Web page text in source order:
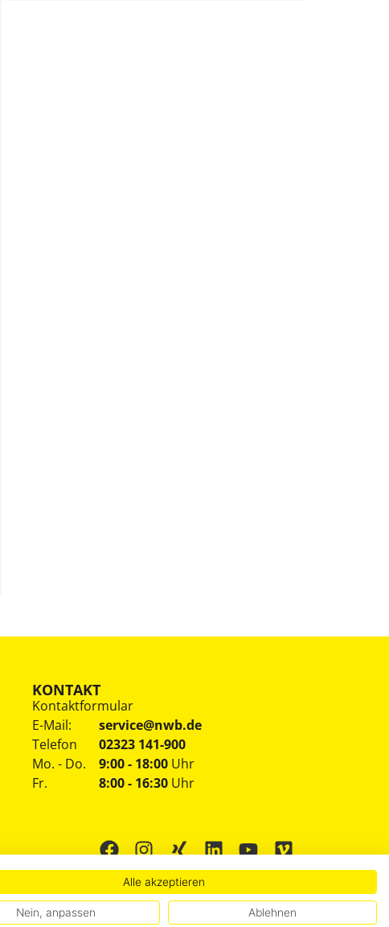
KONTAKT
Kontaktformular
E-Mail:
service@nwb.de
Telefon
02323 141-900
Mo. - Do.
Fr.
9:00 - 18:00 Uhr
8:00 - 16:30 Uhr
Alle akzeptieren
Nein, anpassen Ablehnen